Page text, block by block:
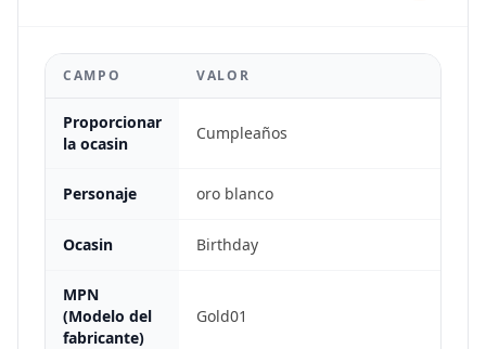
CAMPO VALOR
Proporcionar
la ocasin
Cumpleaños
Personaje oro blanco
Ocasin Birthday
MPN
(Modelo del
fabricante)
Gold01